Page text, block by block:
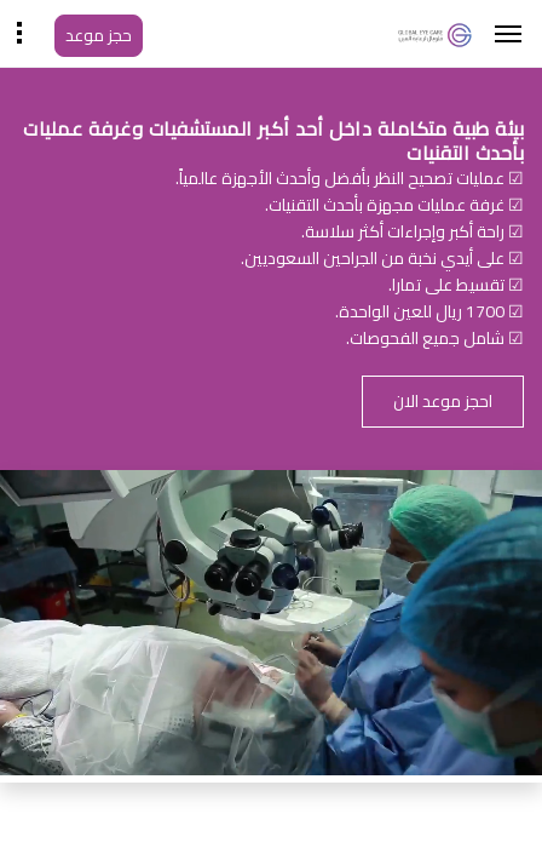
حجز موعد
بيئة طبية متكاملة داخل أحد أكبر المستشفيات وغرفة عمليات
بأحدث التقنيات
☑ عمليات تصحيح النظر بأفضل وأحدث الأجهزة عالمياً.
☑ غرفة عمليات مجهزة بأحدث التقنيات.
☑ راحة أكبر وإجراءات أكثر سلاسة.
☑ على أيدي نخبة من الجراحين السعوديين.
☑ تقسيط على تمارا.
☑ 1700 ريال للعين الواحدة.
☑ شامل جميع الفحوصات.
احجز موعد الان